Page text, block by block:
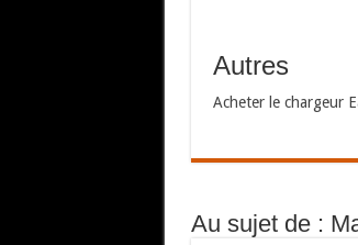
Autres
Acheter le chargeur
Au sujet de :